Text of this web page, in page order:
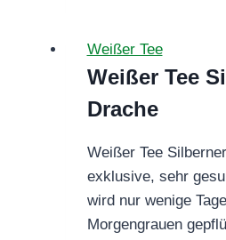
Weißer Tee
Weißer Tee
Drache
Weißer Tee
exklusive, sehr
wird nur wenige
Morgengrauen